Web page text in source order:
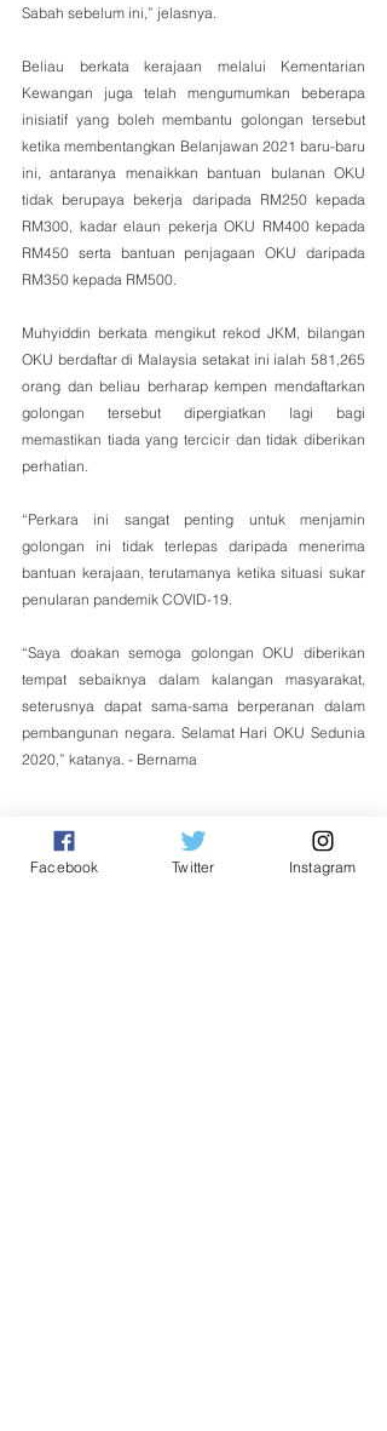
Sabah sebelum ini,” jelasnya.
Beliau berkata kerajaan melalui Kementarian
Kewangan juga telah mengumumkan beberapa
inisiatif yang boleh membantu golongan tersebut
ketika membentangkan Belanjawan 2021 baru-baru
ini, antaranya menaikkan bantuan bulanan OKU
tidak berupaya bekerja daripada RM250 kepada
RM300, kadar elaun pekerja OKU RM400 kepada
RM450 serta bantuan penjagaan OKU daripada
RM350 kepada RM500.
Muhyiddin berkata mengikut rekod JKM, bilangan
OKU berdaftar di Malaysia setakat ini ialah 581,265
orang dan beliau berharap kempen mendaftarkan
golongan tersebut dipergiatkan lagi bagi
memastikan tiada yang tercicir dan tidak diberikan
perhatian.
“Perkara ini sangat penting untuk menjamin
golongan ini tidak terlepas daripada menerima
bantuan kerajaan, terutamanya ketika situasi sukar
penularan pandemik COVID-19.
“Saya doakan semoga golongan OKU diberikan
tempat sebaiknya dalam kalangan masyarakat,
seterusnya dapat sama-sama berperanan dalam
pembangunan negara. Selamat Hari OKU Sedunia
2020,” katanya. - Bernama
Facebook Twitter Instagram